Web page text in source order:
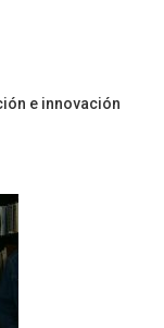
e innovación